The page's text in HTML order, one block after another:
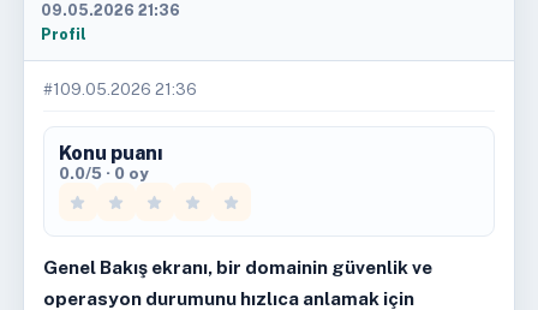
09.05.2026 21:36
Profil
#1 09.05.2026 21:36
Konu puanı
0.0/5 · 0 oy
Genel Bakış ekranı, bir domainin güvenlik ve
operasyon durumunu hızlıca anlamak için